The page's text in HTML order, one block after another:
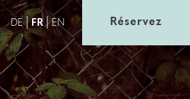
DE FR EN Réservez